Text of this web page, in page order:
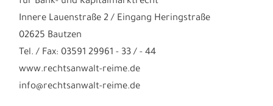
Innere Lauenstraße 2 / Eingang Heringstraße
02625 Bautzen
Tel. / Fax: 03591 29961 - 33 / - 44
www.rechtsanwalt-reime.de
info@rechtsanwalt-reime.de